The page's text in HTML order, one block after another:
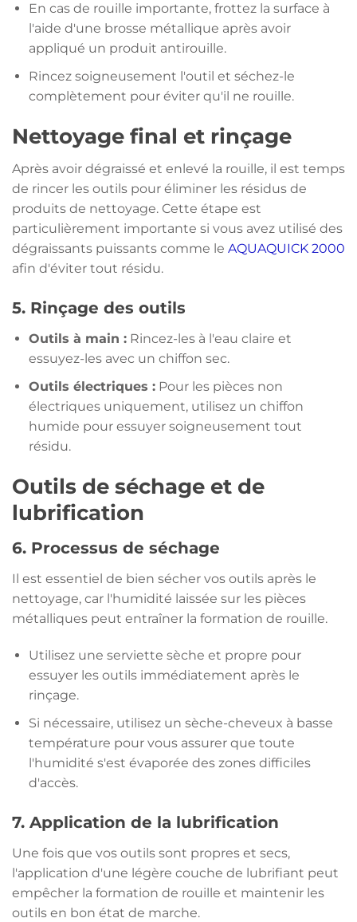
En cas de rouille importante, frottez la surface à
l'aide d'une brosse métallique après avoir
appliqué un produit antirouille.
Rincez soigneusement l'outil et séchez-le
complètement pour éviter qu'il ne rouille.
Nettoyage final et rinçage
Après avoir dégraissé et enlevé la rouille, il est temps
de rincer les outils pour éliminer les résidus de
produits de nettoyage. Cette étape est
particulièrement importante si vous avez utilisé des
dégraissants puissants comme le AQUAQUICK 2000
afin d'éviter tout résidu.
5. Rinçage des outils
Outils à main :Rincez-les à l'eau claire et
essuyez-les avec un chiffon sec.
Outils électriques :Pour les pièces non
électriques uniquement, utilisez un chiffon
humide pour essuyer soigneusement tout
résidu.
Outils de séchage et de
lubrification
6. Processus de séchage
Il est essentiel de bien sécher vos outils après le
nettoyage, car l'humidité laissée sur les pièces
métalliques peut entraîner la formation de rouille.
Utilisez une serviette sèche et propre pour
essuyer les outils immédiatement après le
rinçage.
Si nécessaire, utilisez un sèche-cheveux à basse
température pour vous assurer que toute
l'humidité s'est évaporée des zones difficiles
d'accès.
7. Application de la lubrification
Une fois que vos outils sont propres et secs,
l'application d'une légère couche de lubrifiant peut
empêcher la formation de rouille et maintenir les
outils en bon état de marche.